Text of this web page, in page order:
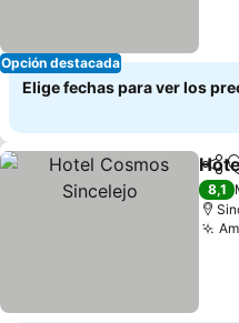
Opción destacada
Elige fechas para ver los
8,1